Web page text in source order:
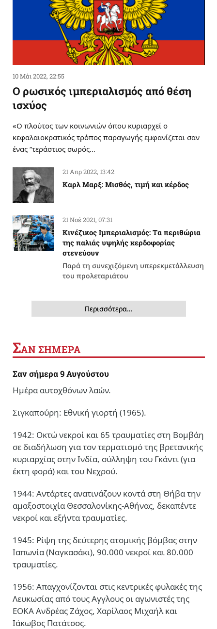
10 Μάι 2022, 22:55
Ο ρωσικός ιμπεριαλισμός από θέση
ισχύος
«Ο πλούτος των κοινωνιών όπου κυριαρχεί ο
κεφαλαιοκρατικός τρόπος παραγωγής εμφανίζεται σαν
ένας “τεράστιος σωρός…
21 Απρ 2022, 13:42
Καρλ Μαρξ: Μισθός, τιμή και κέρδος
21 Νοέ 2021, 07:31
Κινέζικος Ιμπεριαλισμός: Tα περιθώρια
της παλιάς υψηλής κερδοφορίας
στενεύουν
Παρά τη συνεχιζόμενη υπερεκμετάλλευση
του προλεταριάτου
Περισσότερα…
ΣΑΝ ΣΗΜΕΡΑ
Σαν σήμερα 9 Αυγούστου
Ημέρα αυτοχθόνων λαών.
Σιγκαπούρη: Εθνική γιορτή (1965).
1942: Οκτώ νεκροί και 65 τραυματίες στη Βομβάη
σε διαδήλωση για τον τερματισμό της βρετανικής
κυριαρχίας στην Ινδία, σύλληψη του Γκάντι (για
έκτη φορά) και του Νεχρού.
1944: Αντάρτες ανατινάζουν κοντά στη Θήβα την
αμαξοστοιχία Θεσσαλονίκης-Αθήνας, δεκαπέντε
νεκροί και εξήντα τραυματίες.
1945: Ρίψη της δεύτερης ατομικής βόμβας στην
Ιαπωνία (Ναγκασάκι), 90.000 νεκροί και 80.000
τραυματίες.
1956: Απαγχονίζονται στις κεντρικές φυλακές της
Λευκωσίας από τους Αγγλους οι αγωνιστές της
ΕΟΚΑ Ανδρέας Ζάχος, Χαρίλαος Μιχαήλ και
Ιάκωβος Πατάτσος.